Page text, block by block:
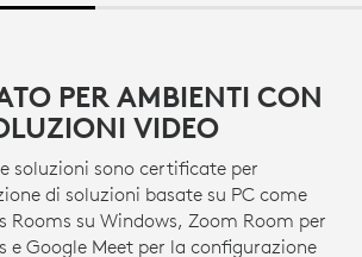
PER AMBIENTI CON
VIDEO
soluzioni sono certificate per
di soluzioni basate su PC come
Rooms su Windows, Zoom Room per
e Google Meet per la configurazione